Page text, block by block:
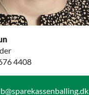
4408